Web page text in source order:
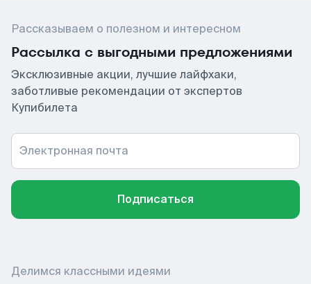
Рассказываем о полезном и интересном
Рассылка с выгодными предложениями
Эксклюзивные акции, лучшие лайфхаки,
заботливые рекомендации от экспертов
Купибилета
Электронная почта
Подписаться
Делимся классными идеями